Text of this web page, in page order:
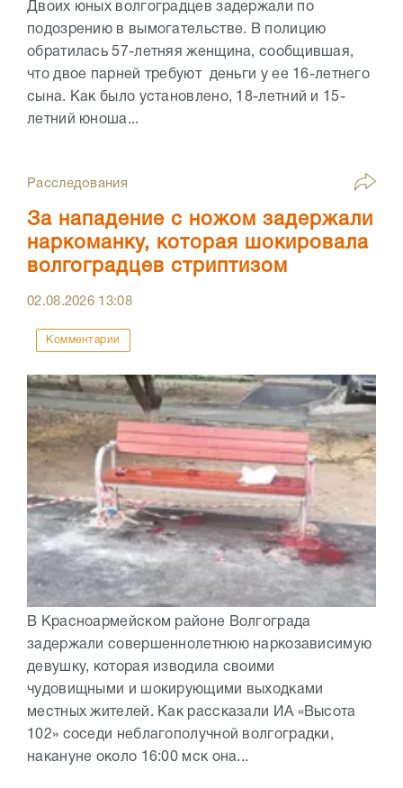
Двоих юных волгоградцев задержали по
подозрению в вымогательстве. В полицию
обратилась 57-летняя женщина, сообщившая,
что двое парней требуют деньги у ее 16-летнего
сына. Как было установлено, 18-летний и 15-
летний юноша...
Расследования
За нападение с ножом задержали
наркоманку, которая шокировала
волгоградцев стриптизом
02.08.2026 13:08
Комментарии
В Красноармейском районе Волгограда
задержали совершеннолетнюю наркозависимую
девушку, которая изводила своими
чудовищными и шокирующими выходками
местных жителей. Как рассказали ИА «Высота
102» соседи неблагополучной волгоградки,
накануне около 16:00 мск она...